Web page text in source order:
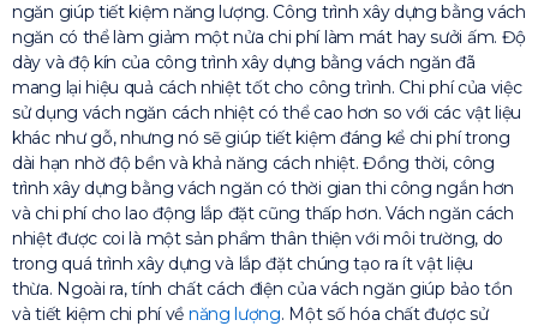
ngăn giúp tiết kiệm năng lượng. Công trình xây dựng bằng vách
ngăn có thể làm giảm một nửa chi phí làm mát hay sưởi ấm. Độ
dày và độ kín của công trình xây dựng bằng vách ngăn đã
mang lại hiệu quả cách nhiệt tốt cho công trình. Chi phí của việc
sử dụng vách ngăn cách nhiệt có thể cao hơn so với các vật liệu
khác như gỗ, nhưng nó sẽ giúp tiết kiệm đáng kể chi phí trong
dài hạn nhờ độ bền và khả năng cách nhiệt. Đồng thời, công
trình xây dựng bằng vách ngăn có thời gian thi công ngắn hơn
và chi phí cho lao động lắp đặt cũng thấp hơn. Vách ngăn cách
nhiệt được coi là một sản phẩm thân thiện với môi trường, do
trong quá trình xây dựng và lắp đặt chúng tạo ra ít vật liệu
thừa. Ngoài ra, tính chất cách điện của vách ngăn giúp bảo tồn
và tiết kiệm chi phí về năng lượng. Một số hóa chất được sử